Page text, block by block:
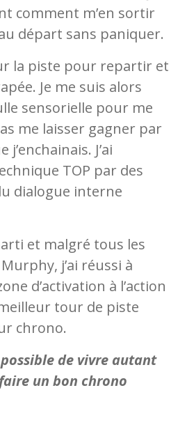
comment m’en sortir
départ sans paniquer.
la piste pour repartir et
Je me suis alors
sensorielle pour me
me laisser gagner par
J’ai
TOP par des
dialogue interne
et malgré tous les
j’ai réussi à
d’activation à l’action
tour de piste
chrono.
de vivre autant
un bon chrono